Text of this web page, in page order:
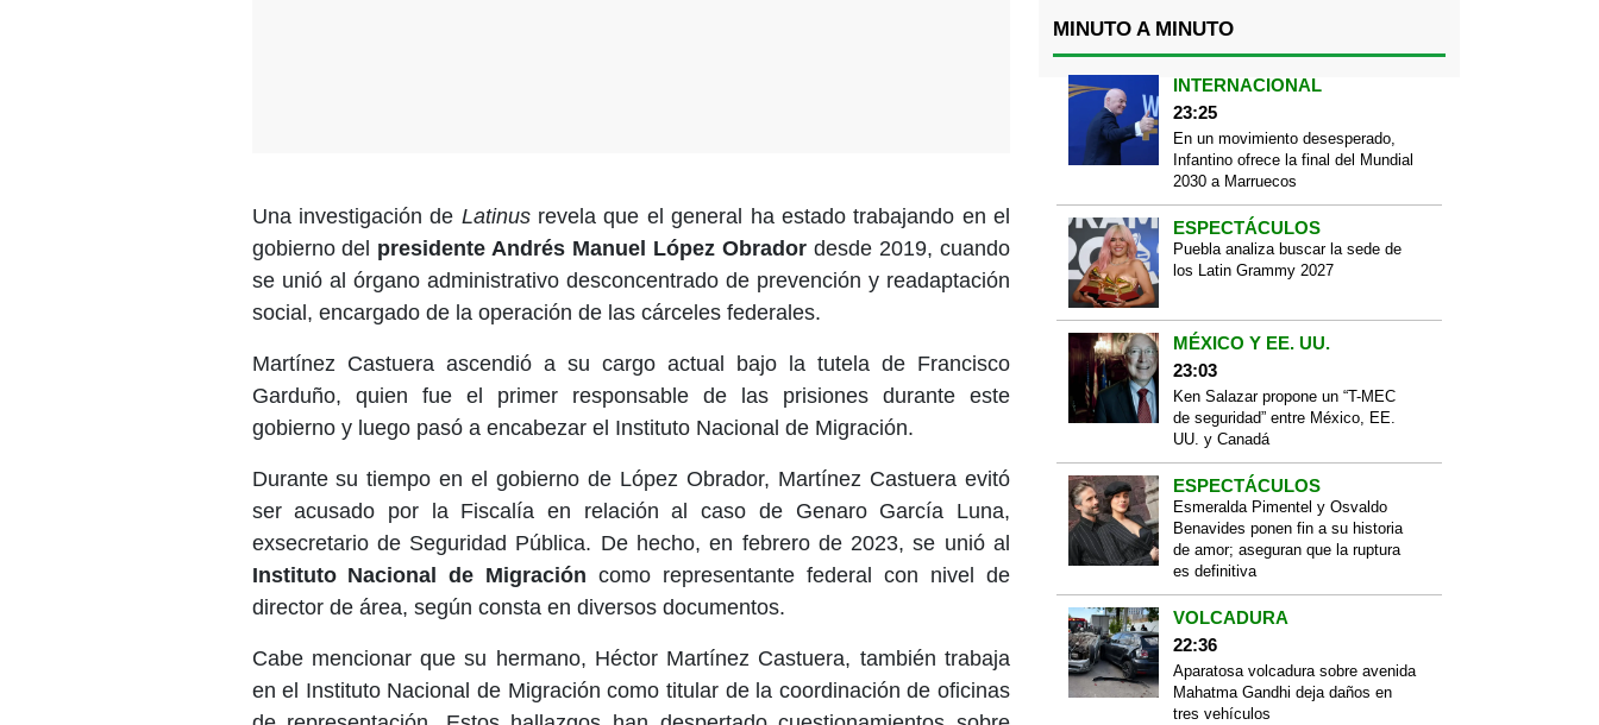
Una investigación de Latinus revela que el general ha estado trabajando en el
gobierno del presidente Andrés Manuel López Obradordesde 2019, cuando
se unió al órgano administrativo desconcentrado de prevención y readaptación
social, encargado de la operación de las cárceles federales.
Martínez Castuera ascendió a su cargo actual bajo la tutela de Francisco
Garduño, quien fue el primer responsable de las prisiones durante este
gobierno y luego pasó a encabezar el Instituto Nacional de Migración.
Durante su tiempo en el gobierno de López Obrador, Martínez Castuera evitó
ser acusado por la Fiscalía en relación al caso de Genaro García Luna,
exsecretario de Seguridad Pública. De hecho, en febrero de 2023, se unió al
Instituto Nacional de Migración como representante federal con nivel de
director de área, según consta en diversos documentos.
Cabe mencionar que su hermano, Héctor Martínez Castuera, también trabaja
en el Instituto Nacional de Migración como titular de la coordinación de oficinas
MINUTO A MINUTO
INTERNACIONAL
23:25
En un movimiento desesperado,
Infantino ofrece la final del Mundial
2030 a Marruecos
ESPECTÁCULOS
Puebla analiza buscar la sede de
los Latin Grammy 2027
MÉXICO Y EE. UU.
23:03
Ken Salazar propone un “T-MEC
de seguridad” entre México, EE.
UU. y Canadá
ESPECTÁCULOS
Esmeralda Pimentel y Osvaldo
Benavides ponen fin a su historia
de amor; aseguran que la ruptura
es definitiva
VOLCADURA
22:36
Aparatosa volcadura sobre avenida
Mahatma Gandhi deja daños en
tres vehículos